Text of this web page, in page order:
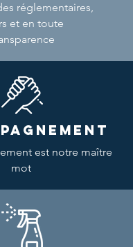
réglementaires,
et en toute
est notre maître
mot